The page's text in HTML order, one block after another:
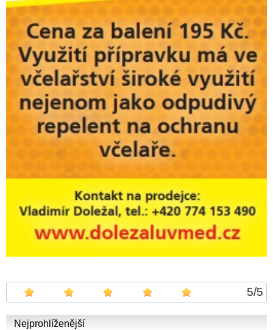
5/5
Nejprohlíženější